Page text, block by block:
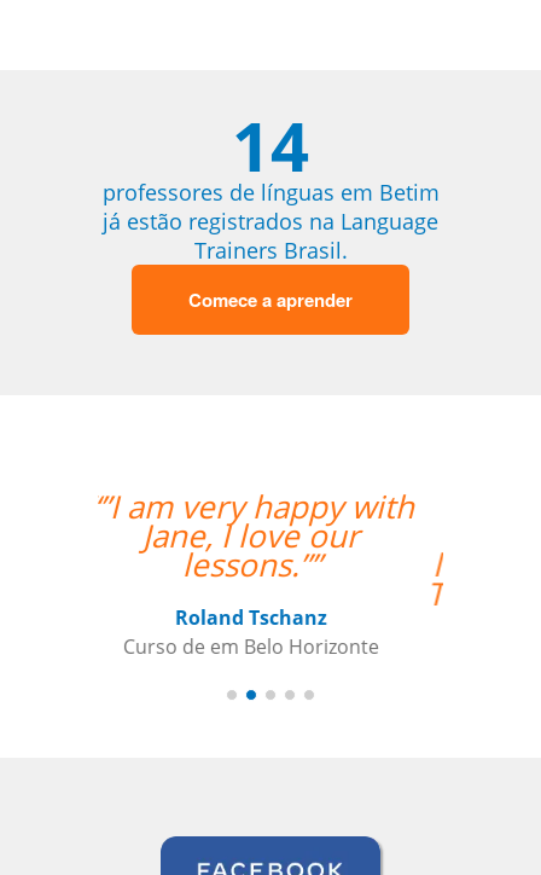
14
professores de línguas em Betim
já estão registrados na Language
Trainers Brasil.
Comece a aprender
“”I took 40 hours of
Brazilian Portuguese
lessons with Language
Trainers in Manaus. My
teacher was a delight
and gave me lots of
constructive feedback.
Recommended. ””